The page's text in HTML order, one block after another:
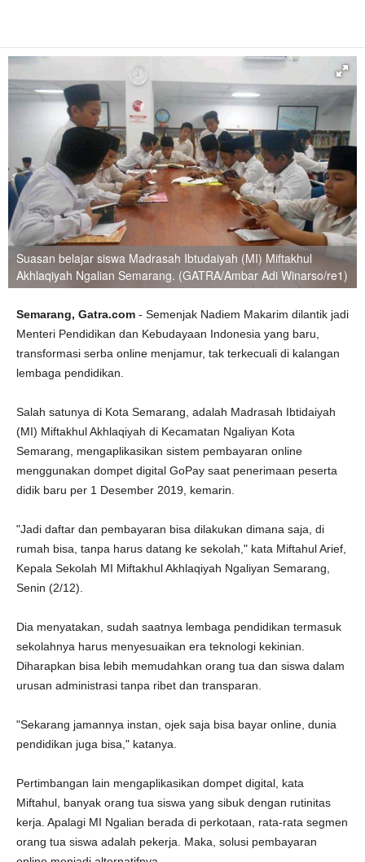
Suasan belajar siswa Madrasah Ibtudaiyah (MI) Miftakhul
Akhlaqiyah Ngalian Semarang. (GATRA/Ambar Adi Winarso/re1)
Semarang, Gatra.com - Semenjak Nadiem Makarim dilantik jadi
Menteri Pendidikan dan Kebudayaan Indonesia yang baru,
transformasi serba online menjamur, tak terkecuali di kalangan
lembaga pendidikan.
Salah satunya di Kota Semarang, adalah Madrasah Ibtidaiyah
(MI) Miftakhul Akhlaqiyah di Kecamatan Ngaliyan Kota
Semarang, mengaplikasikan sistem pembayaran online
menggunakan dompet digital GoPay saat penerimaan peserta
didik baru per 1 Desember 2019, kemarin.
"Jadi daftar dan pembayaran bisa dilakukan dimana saja, di
rumah bisa, tanpa harus datang ke sekolah," kata Miftahul Arief,
Kepala Sekolah MI Miftakhul Akhlaqiyah Ngaliyan Semarang,
Senin (2/12).
Dia menyatakan, sudah saatnya lembaga pendidikan termasuk
sekolahnya harus menyesuaikan era teknologi kekinian.
Diharapkan bisa lebih memudahkan orang tua dan siswa dalam
urusan administrasi tanpa ribet dan transparan.
"Sekarang jamannya instan, ojek saja bisa bayar online, dunia
pendidikan juga bisa," katanya.
Pertimbangan lain mengaplikasikan dompet digital, kata
Miftahul, banyak orang tua siswa yang sibuk dengan rutinitas
kerja. Apalagi MI Ngalian berada di perkotaan, rata-rata segmen
orang tua siswa adalah pekerja. Maka, solusi pembayaran